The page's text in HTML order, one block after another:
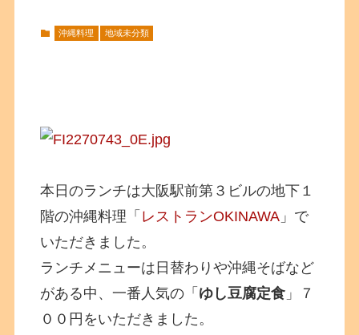
沖縄料理 地域未分類
本日のランチは大阪駅前第３ビルの地下１
階の沖縄料理「 レストランOKINAWA 」で
いただきました。
ランチメニューは日替わりや沖縄そばなど
がある中、一番人気の「 ゆし豆腐定食 」７
００円をいただきました。